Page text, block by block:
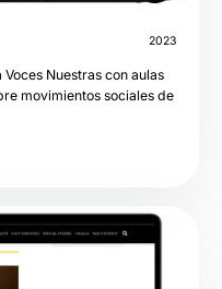
2023
Nuestras con aulas
movimientos sociales de